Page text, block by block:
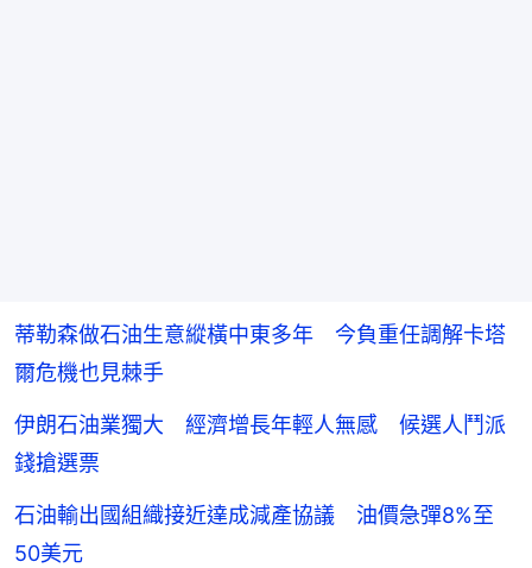
蒂勒森做石油生意縱橫中東多年 今負重任調解卡塔
爾危機也見棘手
伊朗石油業獨大 經濟增長年輕人無感 候選人鬥派
錢搶選票
石油輸出國組織接近達成減產協議 油價急彈8%至
50美元